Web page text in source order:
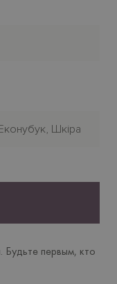
Шкіра
первым, кто